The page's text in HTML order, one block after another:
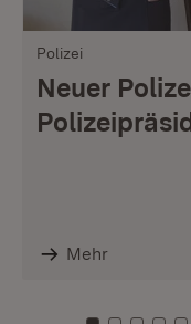
Polizei
Neuer
Mehr